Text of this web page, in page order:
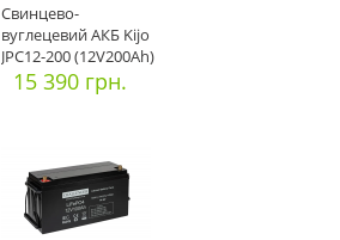
Свинцево-
вуглецевий АКБ Kijo
JPC12-200 (12V200Ah)
Carbon 120
15 390 грн.